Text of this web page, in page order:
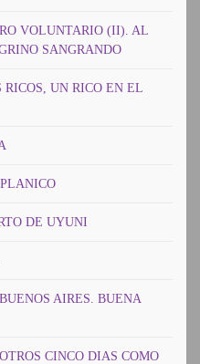
VOLUNTARIO (II). AL
SANGRANDO
RICOS, UN RICO EN EL
DE UYUNI
AIRES. BUENA
CINCO DIAS COMO